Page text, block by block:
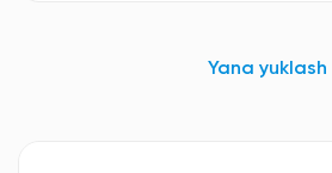
Yana yuklash